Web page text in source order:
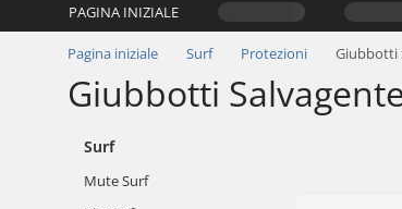
PAGINA INIZIALE
Pagina iniziale Surf Protezioni Giubbotti
Giubbotti
Surf
Mute Surf